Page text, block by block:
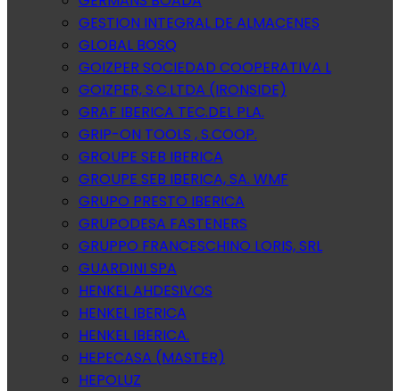
GESTION INTEGRAL DE ALMACENES
GLOBAL BOSQ
GOIZPER SOCIEDAD COOPERATIVA L
GOIZPER, S.C.LTDA (IRONSIDE)
GRAF IBERICA TEC.DEL PLA.
GRIP-ON TOOLS , S.COOP.
GROUPE SEB IBERICA
GROUPE SEB IBERICA, SA. WMF
GRUPO PRESTO IBERICA
GRUPODESA FASTENERS
GRUPPO FRANCESCHINO LORIS, SRL
GUARDINI SPA
HENKEL AHDESIVOS
HENKEL IBERICA
HENKEL IBERICA.
HEPECASA (MASTER)
HEPOLUZ